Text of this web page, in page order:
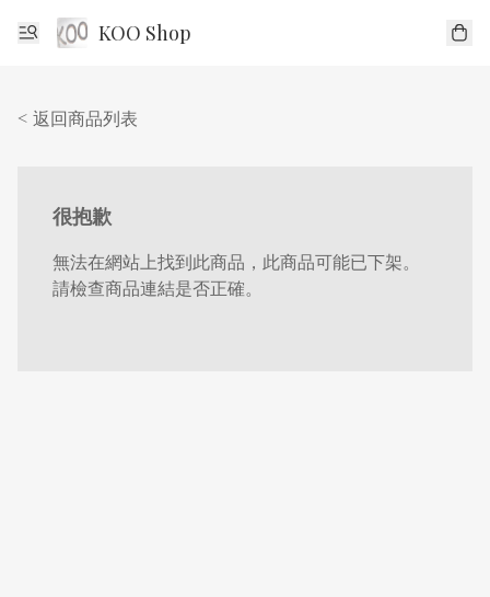
KOO Shop
< 返回商品列表
很抱歉
無法在網站上找到此商品，此商品可能已下架。
請檢查商品連結是否正確。